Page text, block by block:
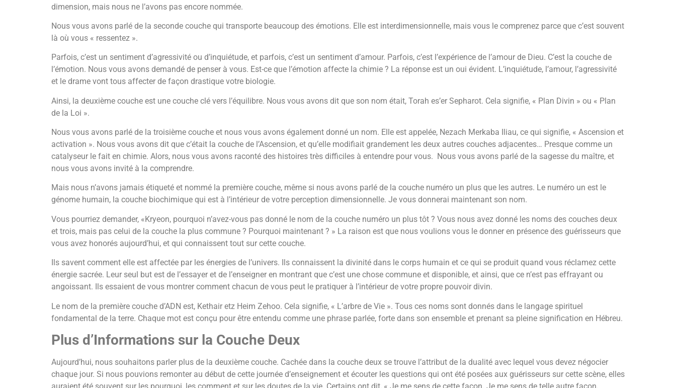
dimension, mais nous ne l’avons pas encore nommée.
Nous vous avons parlé de la seconde couche qui transporte beaucoup des émotions. Elle est interdimensionnelle, mais vous le comprenez parce que c’est souvent
là où vous « ressentez ».
Parfois, c’est un sentiment d’agressivité ou d’inquiétude, et parfois, c’est un sentiment d’amour. Parfois, c’est l’expérience de l’amour de Dieu. C’est la couche de
l’émotion. Nous vous avons demandé de penser à vous. Est-ce que l’émotion affecte la chimie ? La réponse est un oui évident. L’inquiétude, l’amour, l’agressivité
et le drame vont tous affecter de façon drastique votre biologie.
Ainsi, la deuxième couche est une couche clé vers l’équilibre. Nous vous avons dit que son nom était, Torah es’er Sepharot. Cela signifie, « Plan Divin » ou « Plan
de la Loi ».
Nous vous avons parlé de la troisième couche et nous vous avons également donné un nom. Elle est appelée, Nezach Merkaba Iliau, ce qui signifie, « Ascension et
activation ». Nous vous avons dit que c’était la couche de l’Ascension, et qu’elle modifiait grandement les deux autres couches adjacentes… Presque comme un
catalyseur le fait en chimie. Alors, nous vous avons raconté des histoires très difficiles à entendre pour vous. Nous vous avons parlé de la sagesse du maître, et
nous vous avons invité à la comprendre.
Mais nous n’avons jamais étiqueté et nommé la première couche, même si nous avons parlé de la couche numéro un plus que les autres. Le numéro un est le
génome humain, la couche biochimique qui est à l’intérieur de votre perception dimensionnelle. Je vous donnerai maintenant son nom.
Vous pourriez demander, «Kryeon, pourquoi n’avez-vous pas donné le nom de la couche numéro un plus tôt ? Vous nous avez donné les noms des couches deux
et trois, mais pas celui de la couche la plus commune ? Pourquoi maintenant ? » La raison est que nous voulions vous le donner en présence des guérisseurs que
vous avez honorés aujourd’hui, et qui connaissent tout sur cette couche.
Ils savent comment elle est affectée par les énergies de l’univers. Ils connaissent la divinité dans le corps humain et ce qui se produit quand vous réclamez cette
énergie sacrée. Leur seul but est de l’essayer et de l’enseigner en montrant que c’est une chose commune et disponible, et ainsi, que ce n’est pas effrayant ou
angoissant. Ils essaient de vous montrer comment chacun de vous peut le pratiquer à l’intérieur de votre propre pouvoir divin.
Le nom de la première couche d’ADN est, Kethair etz Heim Zehoo. Cela signifie, « L’arbre de Vie ». Tous ces noms sont donnés dans le langage spirituel
fondamental de la terre. Chaque mot est conçu pour être entendu comme une phrase parlée, forte dans son ensemble et prenant sa pleine signification en Hébreu.
Plus d’Informations sur la Couche Deux
Aujourd’hui, nous souhaitons parler plus de la deuxième couche. Cachée dans la couche deux se trouve l’attribut de la dualité avec lequel vous devez négocier
chaque jour. Si nous pouvions remonter au début de cette journée d’enseignement et écouter les questions qui ont été posées aux guérisseurs sur cette scène, elles